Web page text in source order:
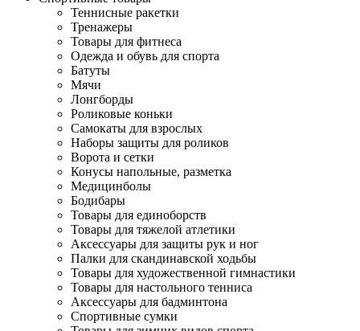
Теннисные ракетки
Тренажеры
Товары для фитнеса
Одежда и обувь для спорта
Батуты
Мячи
Лонгборды
Роликовые коньки
Самокаты для взрослых
Наборы защиты для роликов
Ворота и сетки
Конусы напольные, разметка
Медицинболы
Бодибары
Товары для единоборств
Товары для тяжелой атлетики
Аксессуары для защиты рук и ног
Палки для скандинавской ходьбы
Товары для художественной гимнастики
Товары для настольного тенниса
Аксессуары для бадминтона
Спортивные сумки